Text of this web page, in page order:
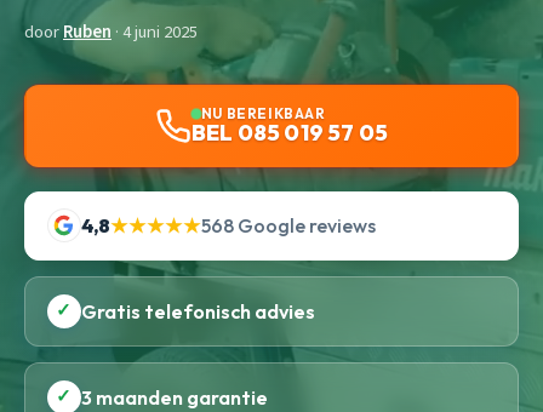
doorRuben · 4 juni 2025
NU BEREIKBAAR
BEL 085 019 57 05
4,8★★★★★568 Google reviews
✓ Gratis telefonisch advies
✓ 3 maanden garantie